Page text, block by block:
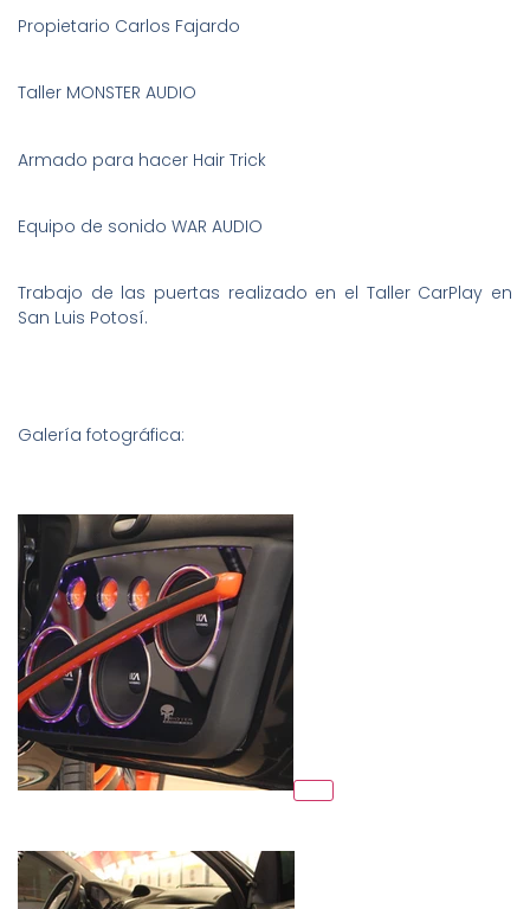
Propietario Carlos Fajardo
Taller MONSTER AUDIO
Armado para hacer Hair Trick
Equipo de sonido WAR AUDIO
Trabajo de las puertas realizado en el Taller CarPlay en
San Luis Potosí.
Galería fotográfica: